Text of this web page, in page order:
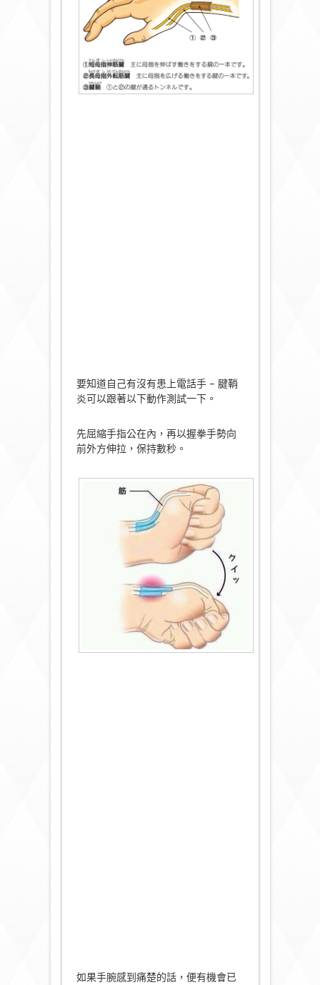
要知道自己有沒有患上電話手 – 腱鞘
炎可以跟著以下動作測試一下。
先屈縮手指公在內，再以握拳手勢向
前外方伸拉，保持數秒。
如果手腕感到痛楚的話，便有機會已